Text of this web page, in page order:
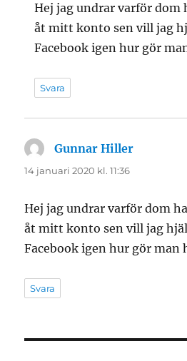
Hej jag undrar varför dom
åt mitt konto sen vill jag
Facebook igen hur gör
Svara
Gunnar Hiller
14 januari 2020 kl. 11:36
Hej jag undrar varför dom
åt mitt konto sen vill jag
Facebook igen hur gör man
Svara